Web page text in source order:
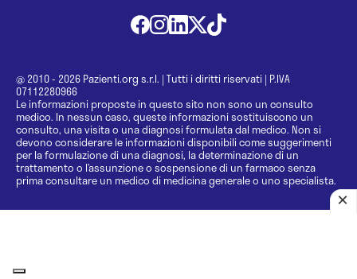
@ 2010 - 2026 Pazienti.org s.r.l. | Tutti i diritti riservati | P.IVA
07112280966
Le informazioni proposte in questo sito non sono un consulto
medico. In nessun caso, queste informazioni sostituiscono un
consulto, una visita o una diagnosi formulata dal medico. Non si
devono considerare le informazioni disponibili come suggerimenti
per la formulazione di una diagnosi, la determinazione di un
trattamento o l’assunzione o sospensione di un farmaco senza
prima consultare un medico di medicina generale o uno specialista.